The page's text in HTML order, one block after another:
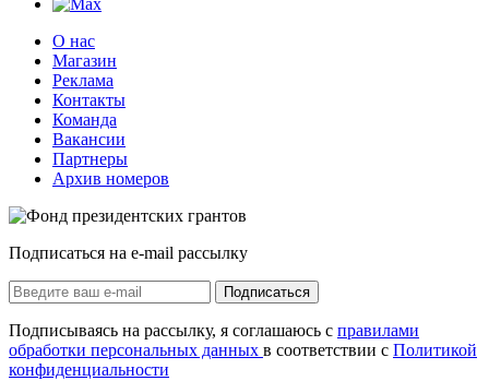
О нас
Магазин
Реклама
Контакты
Команда
Вакансии
Партнеры
Архив номеров
Подписаться на e-mail рассылку
Подписаться
Подписываясь на рассылку, я соглашаюсь с правилами
обработки персональных данных в соответствии с Политикой
конфиденциальности